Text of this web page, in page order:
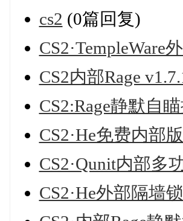
cs2 (0篇回复)
CS2·TempleWare
CS2内部Rage
CS2:Rage静默自
CS2·He免费内部
CS2·Qunit内部多
CS2·He外部隔墙